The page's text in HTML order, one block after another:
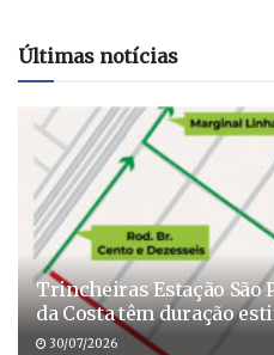
Últimas notícias
Trincheiras Estação São
da Costa têm duração
30/07/2026